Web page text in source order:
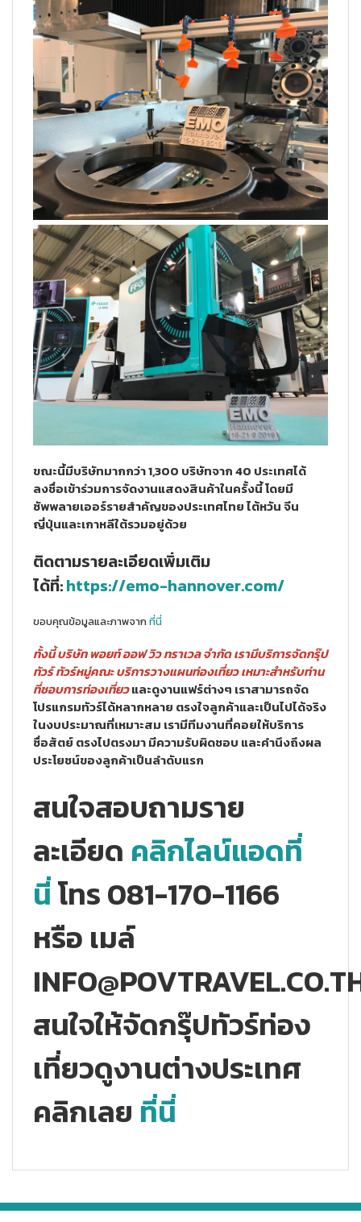
ขณะนี้มีบริษัทมากกว่า 1,300 บริษัทจาก 40 ประเทศได้
ลงชื่อเข้าร่วมการจัดงานแสดงสินค้าในครั้งนี้ โดยมี
ซัพพลายเออร์รายสําคัญของประเทศไทย ไต้หวัน จีน
ญี่ปุ่นและเกาหลีใต้รวมอยู่ด้วย
ติดตามรายละเอียดเพิ่มเติม
ได้ที่:https://emo-hannover.com/
ขอบคุณข้อมูลและภาพจาก ที่นี่
ทั้งนี้ บริษัท พอยท์ ออฟ วิว ทราเวล จำกัด เรามีบริการจัดกรุ๊ป
ทัวร์ ทัวร์หมู่คณะ บริการวางแผนท่องเที่ยว เหมาะสำหรับท่าน
ที่ชอบการท่องเที่ยวและดูงานแฟร์ต่างๆ เราสามารถจัด
โปรแกรมทัวร์ได้หลากหลาย ตรงใจลูกค้าและเป็นไปได้จริง
ในงบประมาณที่เหมาะสม เรามีทีมงานที่คอยให้บริการ
ซื่อสัตย์ ตรงไปตรงมา มีความรับผิดชอบ และคำนึงถึงผล
ประโยชน์ของลูกค้าเป็นลำดับแรก
สนใจสอบถามราย
ละเอียด คลิกไลน์แอดที่
นี่โทร 081-170-1166
หรือ เมล์
สนใจให้จัดกรุ๊ปทัวร์ท่อง
เที่ยวดูงานต่างประเทศ
คลิกเลย ที่นี่